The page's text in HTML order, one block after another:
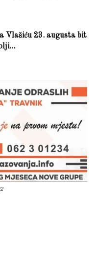
Vlašiću 23. augusta bit